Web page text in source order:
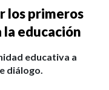
los primeros
educación
educativa a
diálogo.